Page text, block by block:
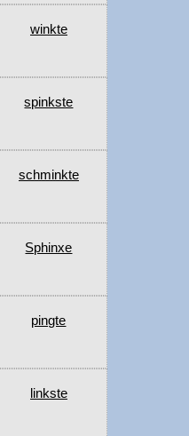
winkte
spinkste
schminkte
Sphinxe
pingte
linkste